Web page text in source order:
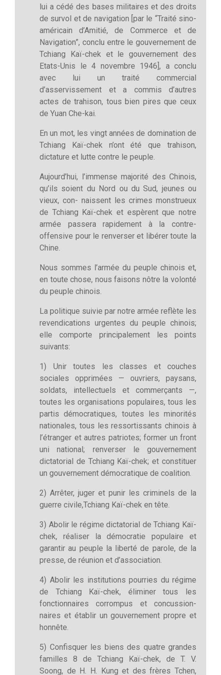
lui a cédé des bases militaires et des droits
de survol et de navigation [par le “Traité sino-
américain d’Amitié, de Commerce et de
Navigation”, conclu entre le gouvernement de
Tchiang Kaï-chek et le gouvernement des
Etats-Unis le 4 novembre 1946], a conclu
avec lui un traité commercial
d’asservissement et a commis d’autres
actes de trahison, tous bien pires que ceux
de Yuan Che-kai.
En un mot, les vingt années de domination de
Tchiang Kaï-chek n’ont été que trahison,
dictature et lutte contre le peuple.
Aujourd’hui, l’immense majorité des Chinois,
qu’ils soient du Nord ou du Sud, jeunes ou
vieux, con- naissent les crimes monstrueux
de Tchiang Kaï-chek et espèrent que notre
armée passera rapidement à la contre-
offensive pour le renverser et libérer toute la
Chine.
Nous sommes l’armée du peuple chinois et,
en toute chose, nous faisons nôtre la volonté
du peuple chinois.
La politique suivie par notre armée reflète les
revendications urgentes du peuple chinois;
elle comporte principalement les points
suivants:
1) Unir toutes les classes et couches
sociales opprimées — ouvriers, paysans,
soldats, intellectuels et commerçants —,
toutes les organisations populaires, tous les
partis démocratiques, toutes les minorités
nationales, tous les ressortissants chinois à
l’étranger et autres patriotes; former un front
uni national; renverser le gouvernement
dictatorial de Tchiang Kaï-chek; et constituer
un gouvernement démocratique de coalition.
2) Arrêter, juger et punir les criminels de la
guerre civile,Tchiang Kaï-chek en tête.
3) Abolir le régime dictatorial de Tchiang Kaï-
chek, réaliser la démocratie populaire et
garantir au peuple la liberté de parole, de la
presse, de réunion et d’association.
4) Abolir les institutions pourries du régime
de Tchiang Kaï-chek, éliminer tous les
fonctionnaires corrompus et concussion-
naires et établir un gouvernement propre et
honnête.
5) Confisquer les biens des quatre grandes
familles 8 de Tchiang Kaï-chek, de T. V.
Soong, de H. H. Kung et des frères Tchen,